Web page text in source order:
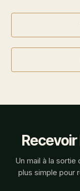
Recevoir
Un mail à la
plus simple pour